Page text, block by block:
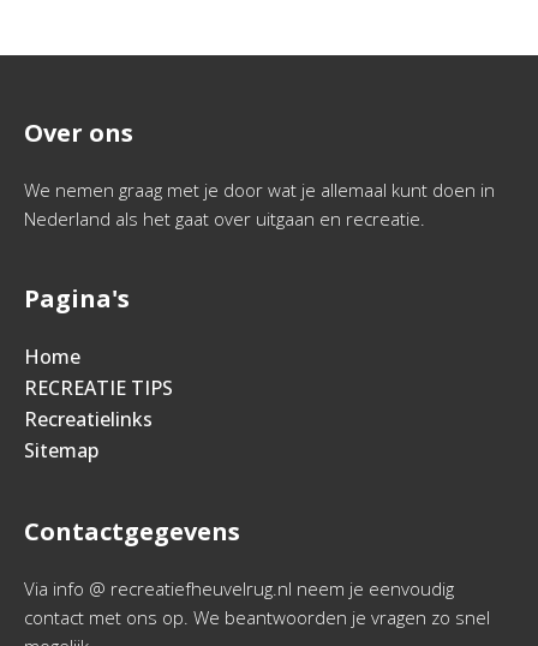
Over ons
We nemen graag met je door wat je allemaal kunt doen in
Nederland als het gaat over uitgaan en recreatie.
Pagina's
Home
RECREATIE TIPS
Recreatielinks
Sitemap
Contactgegevens
Via info @ recreatiefheuvelrug.nl neem je eenvoudig
contact met ons op. We beantwoorden je vragen zo snel